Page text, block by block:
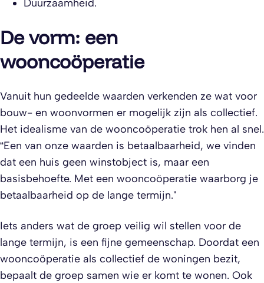
Duurzaamheid.
De vorm: een
wooncoöperatie
Vanuit hun gedeelde waarden verkenden ze wat voor
bouw- en woonvormen er mogelijk zijn als collectief.
Het idealisme van de wooncoöperatie trok hen al snel.
“Een van onze waarden is betaalbaarheid, we vinden
dat een huis geen winstobject is, maar een
basisbehoefte. Met een wooncoöperatie waarborg je
betaalbaarheid op de lange termijn."
Iets anders wat de groep veilig wil stellen voor de
lange termijn, is een fijne gemeenschap. Doordat een
wooncoöperatie als collectief de woningen bezit,
bepaalt de groep samen wie er komt te wonen. Ook